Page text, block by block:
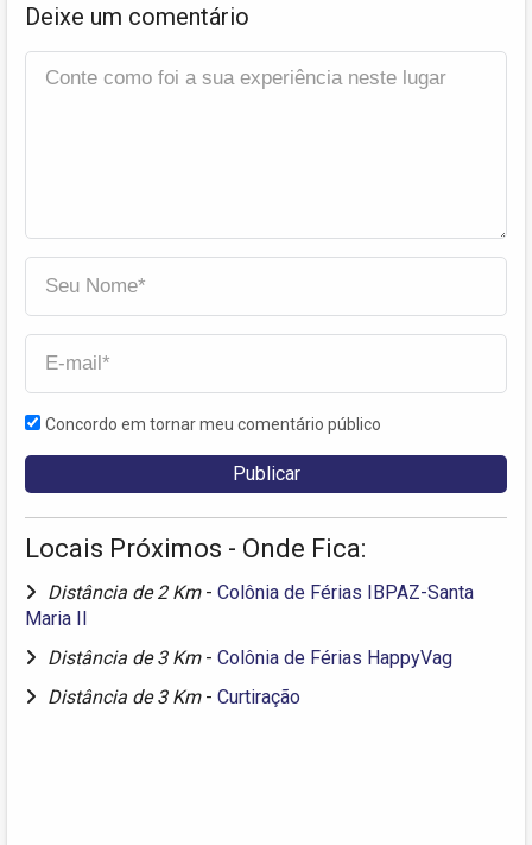
Deixe um comentário
Concordo em tornar meu comentário público
Locais Próximos - Onde Fica:
Distância de 2 Km - Colônia de Férias IBPAZ-Santa
Maria II
Distância de 3 Km - Colônia de Férias HappyVag
Distância de 3 Km - Curtiração